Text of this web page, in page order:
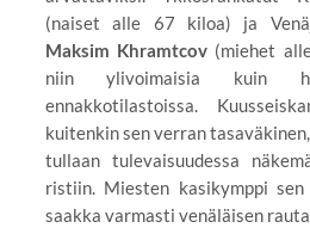
(naiset alle 67 kiloa) ja
Maksim Khramtcov (miehet
niin ylivoimaisia kuin
ennakkotilastoissa.
kuitenkin sen verran
tullaan tulevaisuudessa
ristiin. Miesten kasikymppi
saakka varmasti venäläisen